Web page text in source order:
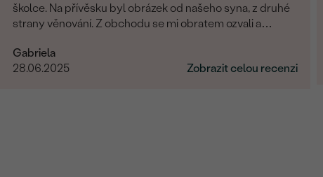
školce. Na přívěsku byl obrázek od našeho syna, z druhé
strany věnování. Z obchodu se mi obratem ozvali a
nádherný, udělal velikou radost, je originální a opravdová
památka. Jednání s paní po e-mailu bylo rychlé a
Gabriela
28.06.2025
Zobrazit celou recenzi